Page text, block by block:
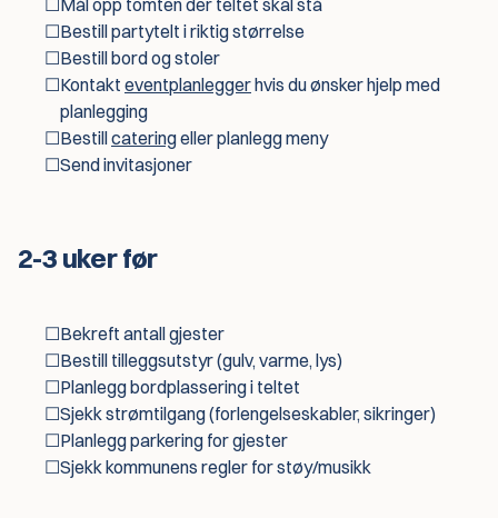
☐Mål opp tomten der teltet skal stå
☐Bestill partytelt i riktig størrelse
☐Bestill bord og stoler
☐Kontakt eventplanleggerhvis du ønsker hjelp med
planlegging
☐Bestillcateringeller planlegg meny
☐Send invitasjoner
2-3 uker før
☐Bekreft antall gjester
☐Bestill tilleggsutstyr (gulv, varme, lys)
☐Planlegg bordplassering i teltet
☐Sjekk strømtilgang (forlengelseskabler, sikringer)
☐Planlegg parkering for gjester
☐Sjekk kommunens regler for støy/musikk